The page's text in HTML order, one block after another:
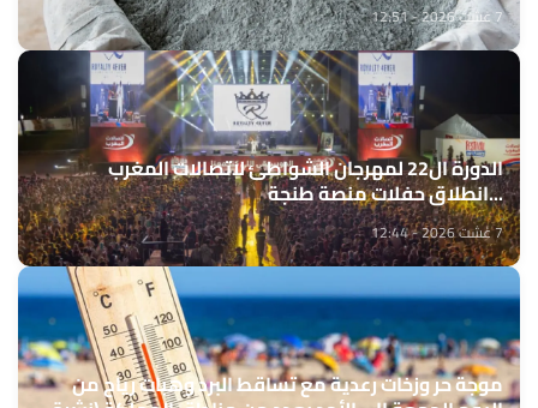
7 غشت 2026 - 12:51
الدورة ال22 لمهرجان الشواطئ لاتصالات المغرب
...انطلاق حفلات منصة طنجة
7 غشت 2026 - 12:44
موجة حر وزخات رعدية مع تساقط البرد وهبات رياح من